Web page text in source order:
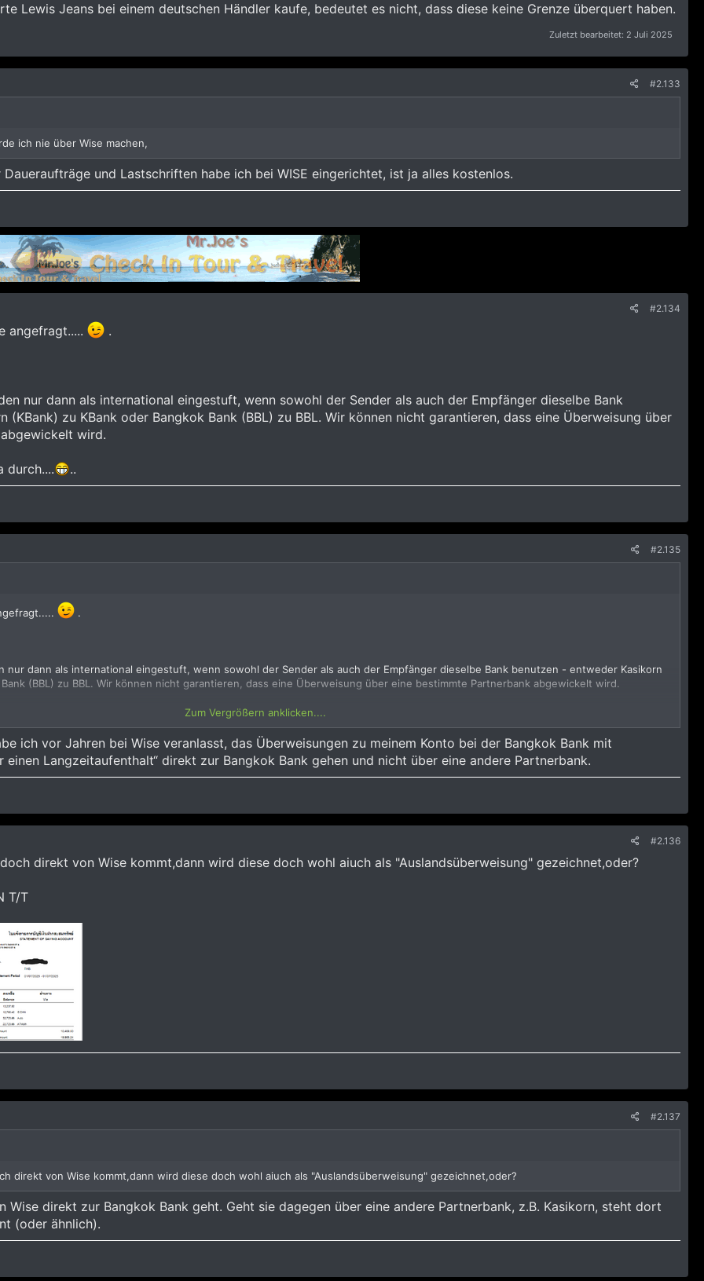
Lewis Jeans bei einem deutschen Händler kaufe, bedeutet es nicht, dass diese keine Grenze überquert haben.
Zuletzt bearbeitet: 2 Juli 2025
#2.133
ich nie über Wise machen,
und Lastschriften habe ich bei WISE eingerichtet, ist ja alles kostenlos.
#2.134
angefragt..... .
nur dann als international eingestuft, wenn sowohl der Sender als auch der Empfänger dieselbe Bank
(KBank) zu KBank oder Bangkok Bank (BBL) zu BBL. Wir können nicht garantieren, dass eine Überweisung über
wird.
durch.... ..
#2.135
.
nur dann als international eingestuft, wenn sowohl der Sender als auch der Empfänger dieselbe Bank benutzen - entweder Kasikorn
Bank (BBL) zu BBL. Wir können nicht garantieren, dass eine Überweisung über eine bestimmte Partnerbank abgewickelt wird.
Zum Vergrößern anklicken....
ich vor Jahren bei Wise veranlasst, das Überweisungen zu meinem Konto bei der Bangkok Bank mit
einen Langzeitaufenthalt“ direkt zur Bangkok Bank gehen und nicht über eine andere Partnerbank.
#2.136
direkt von Wise kommt,dann wird diese doch wohl aiuch als "Auslandsüberweisung" gezeichnet,oder?
T/T
#2.137
direkt von Wise kommt,dann wird diese doch wohl aiuch als "Auslandsüberweisung" gezeichnet,oder?
Wise direkt zur Bangkok Bank geht. Geht sie dagegen über eine andere Partnerbank, z.B. Kasikorn, steht dort
(oder ähnlich).